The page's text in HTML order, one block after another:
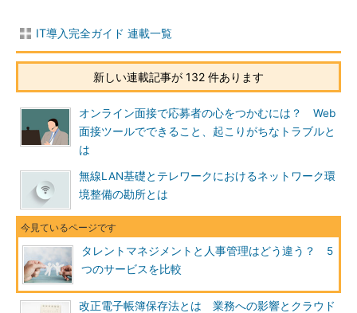
IT導入完全ガイド 連載一覧
新しい連載記事が 132 件あります
オンライン面接で応募者の心をつかむには？ Web
面接ツールでできること、起こりがちなトラブルと
は
無線LAN基礎とテレワークにおけるネットワーク環
境整備の勘所とは
タレントマネジメントと人事管理はどう違う？ 5
つのサービスを比較
改正電子帳簿保存法とは 業務への影響とクラウド